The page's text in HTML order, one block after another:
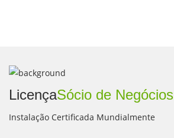
LicençaSócio de Negócios
Instalação Certificada Mundialmente